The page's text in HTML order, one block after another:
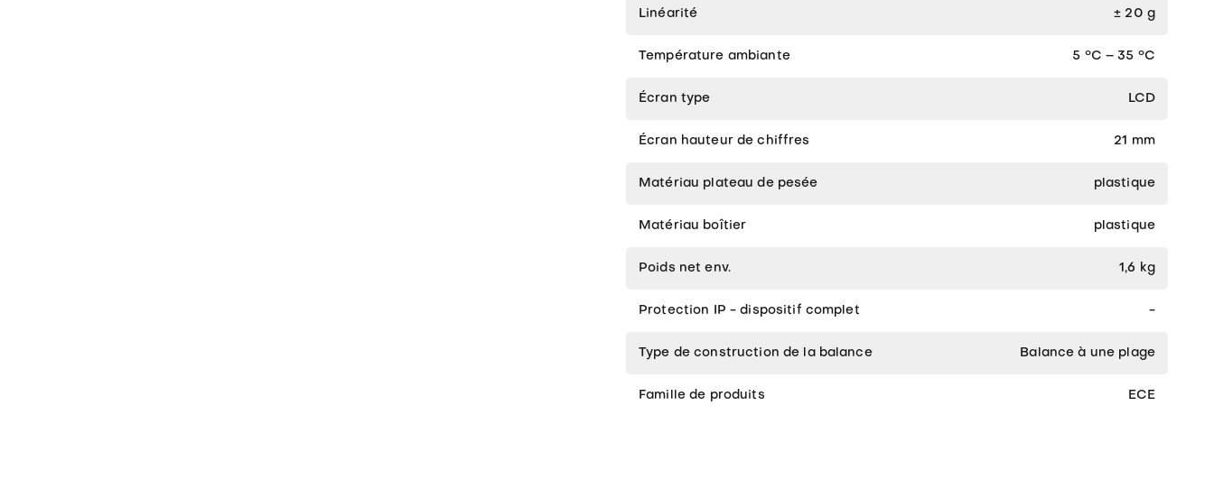
Linéarité ± 20 g
Température ambiante 5 °C – 35 °C
Écran type LCD
Écran hauteur de chiffres 21 mm
Matériau plateau de pesée plastique
Matériau boîtier plastique
Poids net env. 1,6 kg
Protection IP - dispositif complet -
Type de construction de la balance Balance à une plage
Famille de produits ECE